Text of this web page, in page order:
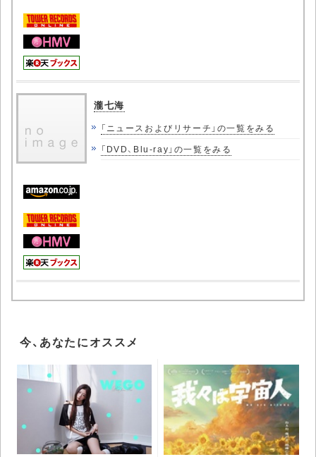
瀧七海
「ニュースおよびリサーチ」の一覧をみる
「DVD、Blu-ray」の一覧をみる
今、あなたにオススメ